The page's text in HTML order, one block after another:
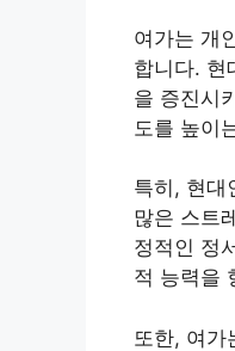
여가는 개
합니다. 현
을 증진시
도를 높이
특히, 현대
많은 스트
정적인 정
적 능력을
또한, 여가